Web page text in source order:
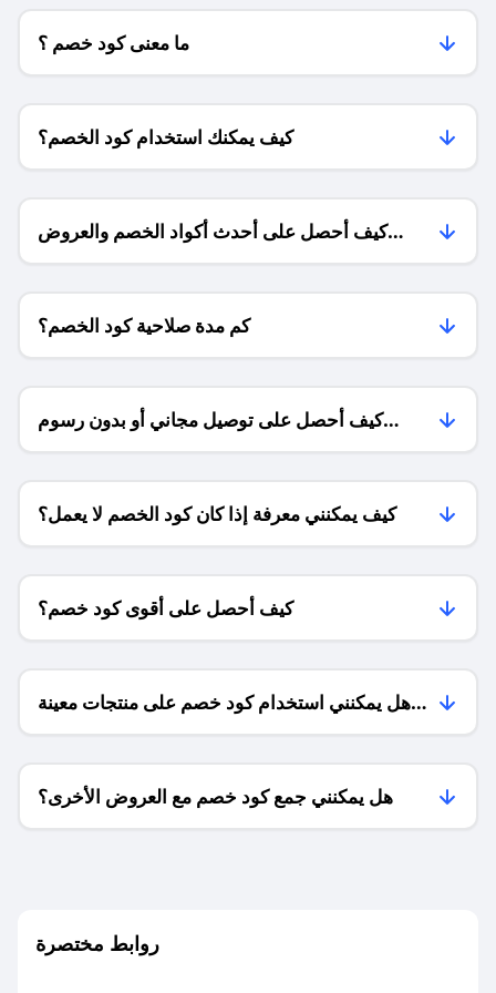
ما معنى كود خصم ؟
كيف يمكنك استخدام كود الخصم؟
كيف أحصل على أحدث أكواد الخصم والعروض
للمتاجر؟
كم مدة صلاحية كود الخصم؟
كيف أحصل على توصيل مجاني أو بدون رسوم
الشحن ؟
كيف يمكنني معرفة إذا كان كود الخصم لا يعمل؟
كيف أحصل على أقوى كود خصم؟
هل يمكنني استخدام كود خصم على منتجات معينة
فقط؟
هل يمكنني جمع كود خصم مع العروض الأخرى؟
روابط مختصرة